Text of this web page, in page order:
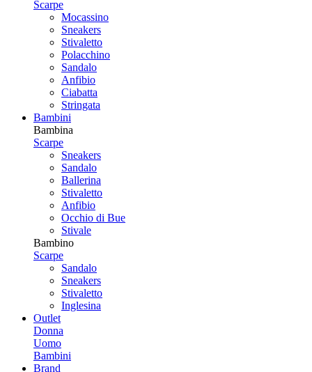
Scarpe
Mocassino
Sneakers
Stivaletto
Polacchino
Sandalo
Anfibio
Ciabatta
Stringata
Bambini
Bambina
Scarpe
Sneakers
Sandalo
Ballerina
Stivaletto
Anfibio
Occhio di Bue
Stivale
Bambino
Scarpe
Sandalo
Sneakers
Stivaletto
Inglesina
Outlet
Donna
Uomo
Bambini
Brand